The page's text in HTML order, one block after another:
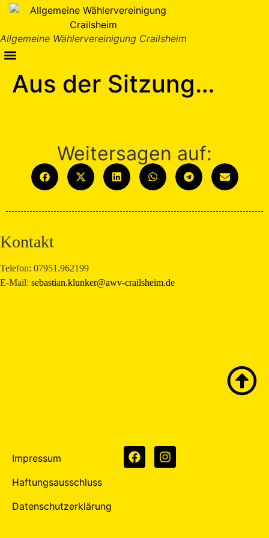
springen
Allgemeine Wählervereinigung Crailsheim
Aus der Sitzung…
Weitersagen auf:
Kontakt
Telefon: 07951.962199
E-Mail: sebastian.klunker@awv-crailsheim.de
Impressum
Haftungsausschluss
Datenschutzerklärung